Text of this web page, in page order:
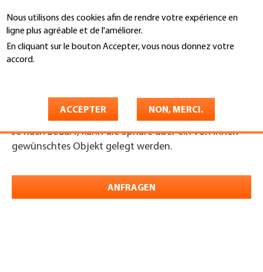
Nous utilisons des cookies afin de rendre votre expérience en
ligne plus agréable et de l'améliorer.
En cliquant sur le bouton Accepter, vous nous donnez votre
accord.
ACCEPTER NON, MERCI.
au
contenu
principal
Recherche
You
Je nach Bedarf, kann die Sphäre über ein von Ihnen
gewünschtes Objekt gelegt werden.
ANFRAGEN